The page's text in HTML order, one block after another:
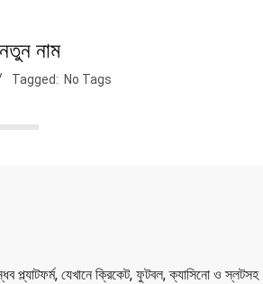
নাম
Tagged: No Tags
প্ল্যাটফর্ম, যেখানে ক্রিকেট, ফুটবল, ক্যাসিনো ও স্লটসহ